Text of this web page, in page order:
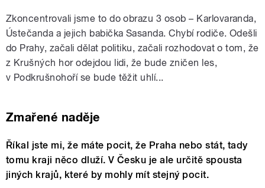
Zkoncentrovali jsme to do obrazu 3 osob – Karlovaranda,
Ústečanda a jejich babička Sasanda. Chybí rodiče. Odešli
do Prahy, začali dělat politiku, začali rozhodovat o tom, že
z Krušných hor odejdou lidi, že bude zničen les,
v Podkrušnohoří se bude těžit uhlí...
Zmařené naděje
Říkal jste mi, že máte pocit, že Praha nebo stát, tady
tomu kraji něco dluží. V Česku je ale určitě spousta
jiných krajů, které by mohly mít stejný pocit.